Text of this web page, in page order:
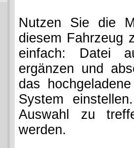
Nutzen Sie die
diesem Fahrzeug
einfach: Datei
ergänzen und
das
System
Auswahl zu
werden.